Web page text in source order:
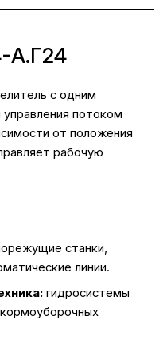
А.Г24
с одним
потоком
от положения
рабочую
станки,
линии.
гидросистемы